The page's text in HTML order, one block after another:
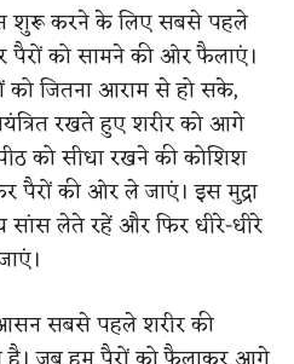
शुरू करने के लिए सबसे पहले
पैरों को सामने की ओर फैलाएं।
को जितना आराम से हो सके,
रखते हुए शरीर को आगे
को सीधा रखने की कोशिश
की ओर ले जाएं। इस मुद्रा
लेते रहें और फिर धीरे-धीरे
सबसे पहले शरीर की